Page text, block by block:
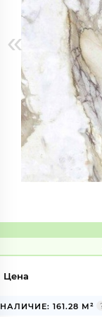
«
Цена
НАЛИЧИЕ: 161.28 М²